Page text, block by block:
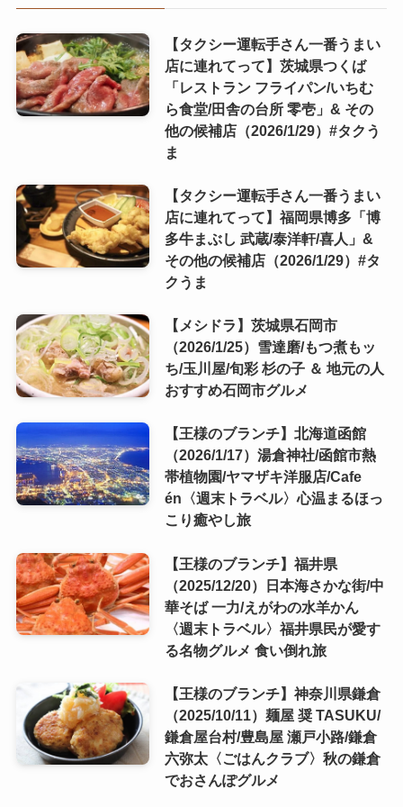
【タクシー運転手さん一番うまい
店に連れてって】茨城県つくば
「レストラン フライパン/いちむ
ら食堂/田舎の台所 零壱」& その
他の候補店（2026/1/29）#タクう
ま
【タクシー運転手さん一番うまい
店に連れてって】福岡県博多「博
多牛まぶし 武蔵/泰洋軒/喜人」&
その他の候補店（2026/1/29）#タ
クうま
【メシドラ】茨城県石岡市
（2026/1/25）雪達磨/もつ煮もッ
ち/玉川屋/旬彩 杉の子 ＆ 地元の人
おすすめ石岡市グルメ
【王様のブランチ】北海道函館
（2026/1/17）湯倉神社/函館市熱
帯植物園/ヤマザキ洋服店/Cafe
én〈週末トラベル〉心温まるほっ
こり癒やし旅
【王様のブランチ】福井県
（2025/12/20）日本海さかな街/中
華そば 一力/えがわの水羊かん
〈週末トラベル〉福井県民が愛す
る名物グルメ 食い倒れ旅
【王様のブランチ】神奈川県鎌倉
（2025/10/11）麺屋 奨 TASUKU/
鎌倉屋台村/豊島屋 瀬戸小路/鎌倉
六弥太〈ごはんクラブ〉秋の鎌倉
でおさんぽグルメ